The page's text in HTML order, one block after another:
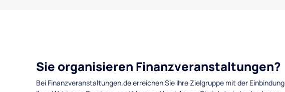
Sie organisieren Finanzveranstaltungen?
Bei Finanzveranstaltungen.de erreichen Sie Ihre Zielgruppe mit der Einbindung